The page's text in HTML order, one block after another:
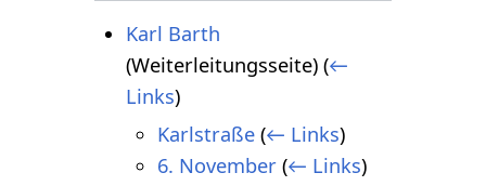
Karl Barth
(Weiterleitungsseite) (←
Links)
Karlstraße (← Links)
6. November (← Links)